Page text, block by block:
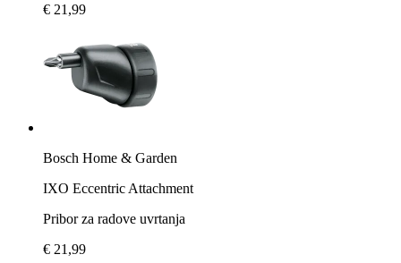
€ 21,99
Bosch Home & Garden
IXO Eccentric Attachment
Pribor za radove uvrtanja
€ 21,99